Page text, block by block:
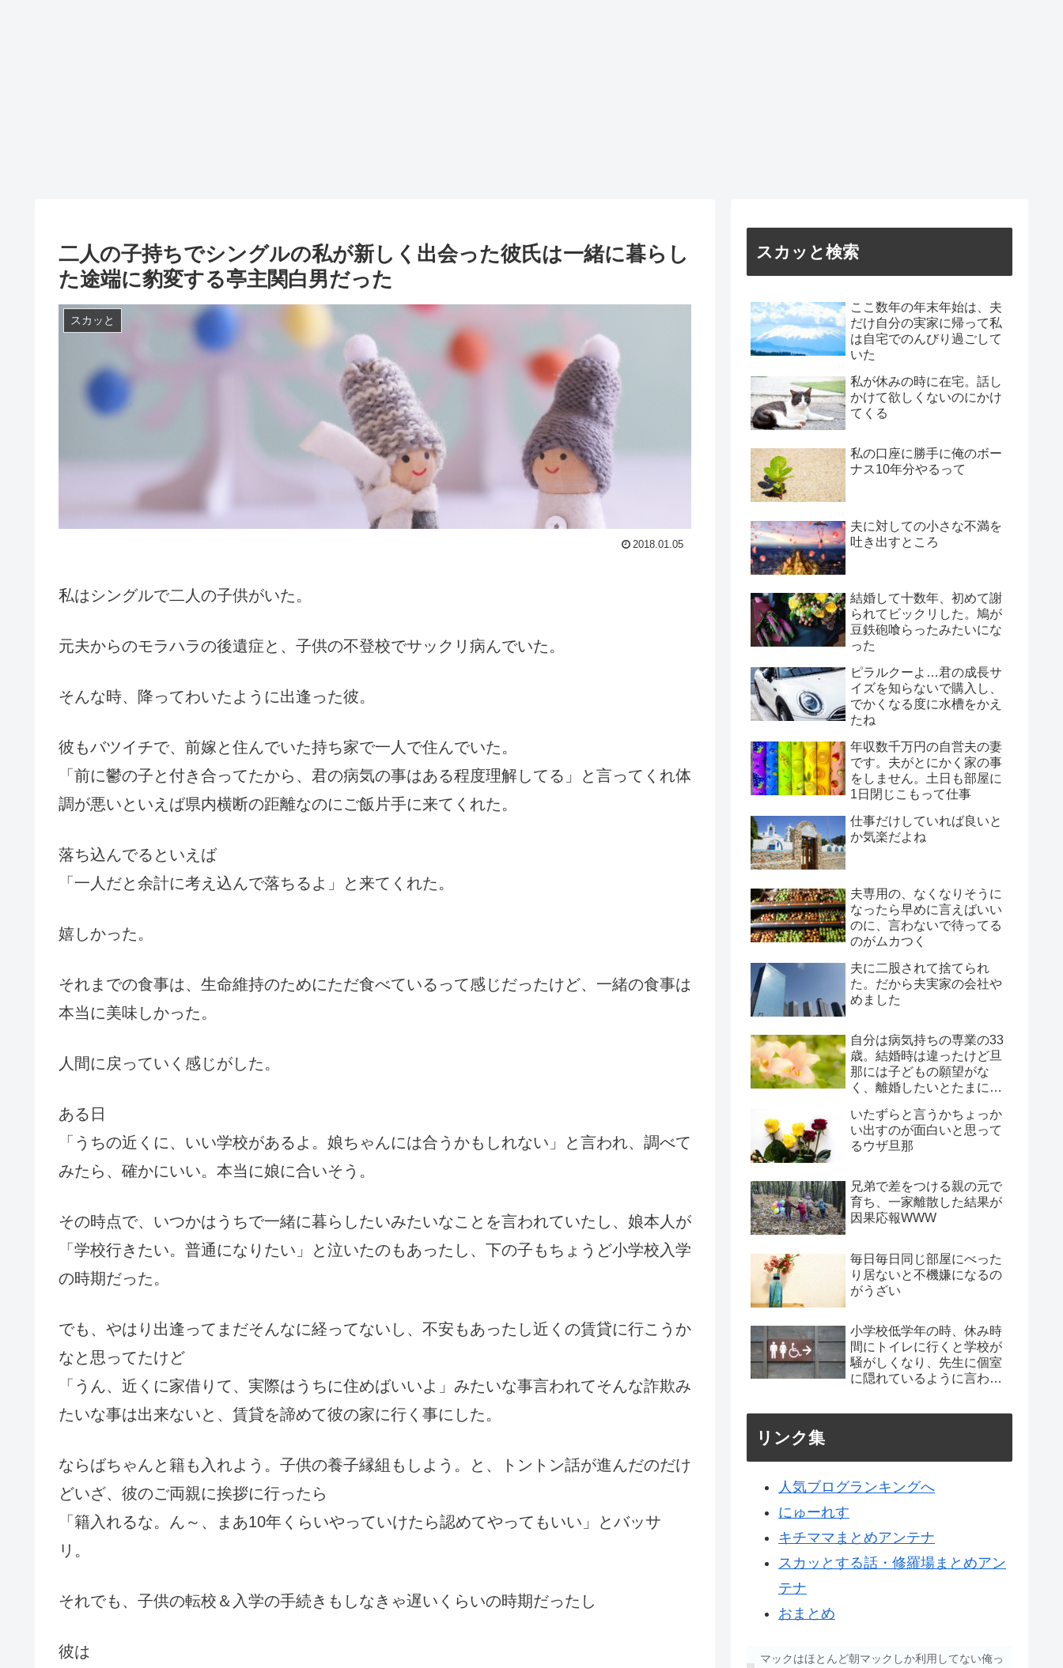
二人の子持ちでシングルの私が新しく出会った彼氏は一緒に暮らし
た途端に豹変する亭主関白男だった
スカッと
2018.01.05
私はシングルで二人の子供がいた。
元夫からのモラハラの後遺症と、子供の不登校でサックリ病んでいた。
そんな時、降ってわいたように出逢った彼。
彼もバツイチで、前嫁と住んでいた持ち家で一人で住んでいた。
「前に鬱の子と付き合ってたから、君の病気の事はある程度理解してる」と言ってくれ体
調が悪いといえば県内横断の距離なのにご飯片手に来てくれた。
落ち込んでるといえば
「一人だと余計に考え込んで落ちるよ」と来てくれた。
嬉しかった。
それまでの食事は、生命維持のためにただ食べているって感じだったけど、一緒の食事は
本当に美味しかった。
人間に戻っていく感じがした。
ある日
「うちの近くに、いい学校があるよ。娘ちゃんには合うかもしれない」と言われ、調べて
みたら、確かにいい。本当に娘に合いそう。
その時点で、いつかはうちで一緒に暮らしたいみたいなことを言われていたし、娘本人が
「学校行きたい。普通になりたい」と泣いたのもあったし、下の子もちょうど小学校入学
の時期だった。
でも、やはり出逢ってまだそんなに経ってないし、不安もあったし近くの賃貸に行こうか
なと思ってたけど
「うん、近くに家借りて、実際はうちに住めばいいよ」みたいな事言われてそんな詐欺み
たいな事は出来ないと、賃貸を諦めて彼の家に行く事にした。
ならばちゃんと籍も入れよう。子供の養子縁組もしよう。と、トントン話が進んだのだけ
どいざ、彼のご両親に挨拶に行ったら
「籍入れるな。ん～、まあ10年くらいやっていけたら認めてやってもいい」とバッサ
リ。
それでも、子供の転校＆入学の手続きもしなきゃ遅いくらいの時期だったし
彼は
スカッと検索
ここ数年の年末年始は、夫
だけ自分の実家に帰って私
は自宅でのんびり過ごして
いた
私が休みの時に在宅。話し
かけて欲しくないのにかけ
てくる
私の口座に勝手に俺のボー
ナス10年分やるって
夫に対しての小さな不満を
吐き出すところ
結婚して十数年、初めて謝
られてビックリした。鳩が
豆鉄砲喰らったみたいにな
った
ピラルクーよ…君の成長サ
イズを知らないで購入し、
でかくなる度に水槽をかえ
たね
年収数千万円の自営夫の妻
です。夫がとにかく家の事
をしません。土日も部屋に
1日閉じこもって仕事
仕事だけしていれば良いと
か気楽だよね
夫専用の、なくなりそうに
なったら早めに言えばいい
のに、言わないで待ってる
のがムカつく
夫に二股されて捨てられ
た。だから夫実家の会社や
めました
自分は病気持ちの専業の33
歳。結婚時は違ったけど旦
那には子どもの願望がな
く、離婚したいとたまに言
してる
いたずらと言うかちょっか
い出すのが面白いと思って
るウザ旦那
兄弟で差をつける親の元で
育ち、一家離散した結果が
因果応報WWW
毎日毎日同じ部屋にべった
り居ないと不機嫌になるの
がうざい
小学校低学年の時、休み時
間にトイレに行くと学校が
騒がしくなり、先生に個室
に隠れているように言われ
リンク集
人気ブログランキングへ
にゅーれす
キチママまとめアンテナ
スカッとする話・修羅場まとめアン
テナ
おまとめ
マックはほとんど朝マックしか利用してない俺っ